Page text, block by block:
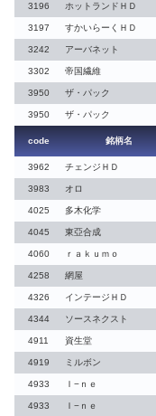
3196 ホットランドＨＤ
3197 すかいらーくＨＤ
3242 アーバネット
3302 帝国繊維
3950 ザ・パック
3950 ザ・パック
code 銘柄名
3962 チェンジＨＤ
3983 オロ
4025 多木化学
4045 東亞合成
4060 ｒａｋｕｍｏ
4258 網屋
4326 インテージＨＤ
4344 ソースネクスト
4911 資生堂
4919 ミルボン
4933 Ｉ−ｎｅ
4933 Ｉ−ｎｅ